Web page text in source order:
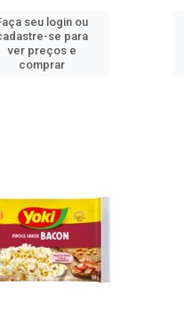
seu login ou
se para
ver preços e
comprar